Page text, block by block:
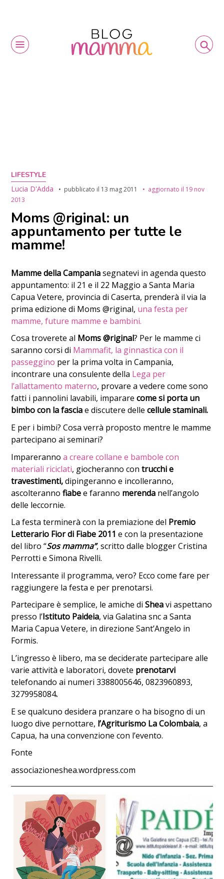
LIFESTYLE
Lucia D'Adda
pubblicato il 13 mag 2011 aggiornato il 19 nov
2013
Moms @riginal: un
appuntamento per tutte le
mamme!
Mamme della Campaniasegnatevi in agenda questo
appuntamento: il 21 e il 22 Maggio a Santa Maria
Capua Vetere, provincia di Caserta, prenderà il via la
prima edizione di Moms @riginal, una festa per
mamme, future mamme e bambini.
Cosa troverete al Moms @riginal? Per le mamme ci
saranno corsi di Mammafit, la ginnastica con il
passeggino per la prima volta in Campania,
incontrare una consulente della Lega per
l’allattamento materno, provare a vedere come sono
fatti i pannolini lavabili, imparare come si porta un
bimbo con la fasciae discutere dellecellule staminali.
E per i bimbi? Cosa verrà proposto mentre le mamme
partecipano ai seminari?
Imparerannoa creare collane e bambole con
materiali riciclati, giocheranno contrucchi e
travestimenti,dipingeranno e incolleranno,
ascolterannofiabee faranno merenda nell’angolo
delle leccornie.
La festa terminerà con la premiazione del Premio
Letterario Fior di Fiabe 2011e con la presentazione
del libro “Sos mamma”, scritto dalle blogger Cristina
Perrotti e Simona Rivelli.
Interessante il programma, vero? Ecco come fare per
raggiungere la festa e per prenotarsi.
Partecipare è semplice, le amiche diSheavi aspettano
presso l’Istituto Paideia, via Galatina snc a Santa
Maria Capua Vetere, in direzione Sant’Angelo in
Formis.
L’ingresso è libero, ma se deciderate partecipare alle
varie attività e laboratori, dovete prenotarvi
telefonando ai numeri 3388005646, 0823960893,
3279958084.
E se qualcuno desidera pranzare o ha bisogno di un
luogo dive pernottare, l’Agriturismo La Colombaia, a
Capua, ha una convenzione con l’evento.
Fonte
associazioneshea.wordpress.com